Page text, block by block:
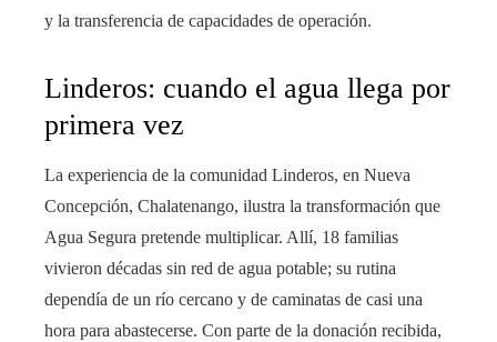
y la transferencia de capacidades de operación.
Linderos: cuando el agua llega por
primera vez
La experiencia de la comunidad Linderos, en Nueva
Concepción, Chalatenango, ilustra la transformación que
Agua Segura pretende multiplicar. Allí, 18 familias
vivieron décadas sin red de agua potable; su rutina
dependía de un río cercano y de caminatas de casi una
hora para abastecerse. Con parte de la donación recibida,